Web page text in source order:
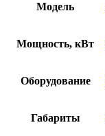
Модель
Мощность, кВт
Оборудование
Габариты